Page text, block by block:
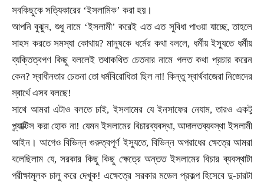
সবকিছুকে সত্যিকারের ‘ইসলামিক’ করা হয়।
আপনি বুঝুন, শুধু নামে ‘ইসলামী’ করেই এত এত সুবিধা পাওয়া যাচ্ছে,তাহলে
সাহস করতে সমস্যা কোথায়?মানুষকে ধর্মের কথা বললে, ধর্মীয় ইস্যুতে ধর্মীয়
ব্যক্তিত্বগণ কিছু বললেই তথাকথিত চেতনার নামে গলত কথা প্রচার করেন
কেন?স্বাধীনতার চেতনা তো ধর্মবিরোধিতা ছিল না! কিন্তু স্বার্থবাজেরা নিজেদের
স্বার্থে এসব বলছে!
সাথে আমরা এটাও বলতে চাই,ইসলামের যে ইনসাফের নেযাম,তারও একটু
প্র্যাক্টিস করা হোক না! যেমন ইসলামের বিচারব্যবস্থা,আদালতব্যবস্থা ইসলামী
আইন। আগেও বিভিন্ন গুরুত্বপূর্ণ ইস্যুতে, বিভিন্ন অপরাধের ক্ষেত্রে আমরা
বলেছিলাম যে,সরকার কিছু কিছু ক্ষেত্রে অন্তত ইসলামের বিচার ব্যবস্থাটা
পরীক্ষামূলক চালু করে দেখুক! এক্ষেত্রে সরকার মডেল প্রকল্প হিসেবে দু-চারটা